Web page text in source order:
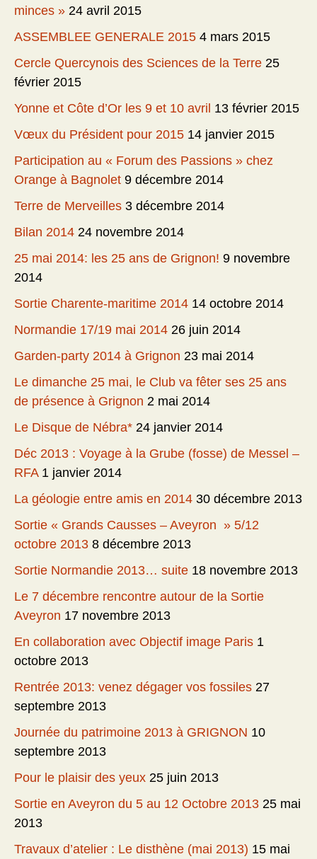
minces » 24 avril 2015
ASSEMBLEE GENERALE 2015 4 mars 2015
Cercle Quercynois des Sciences de la Terre 25
février 2015
Yonne et Côte d’Or les 9 et 10 avril 13 février 2015
Vœux du Président pour 2015 14 janvier 2015
Participation au « Forum des Passions » chez
Orange à Bagnolet 9 décembre 2014
Terre de Merveilles 3 décembre 2014
Bilan 2014 24 novembre 2014
25 mai 2014: les 25 ans de Grignon! 9 novembre
2014
Sortie Charente-maritime 2014 14 octobre 2014
Normandie 17/19 mai 2014 26 juin 2014
Garden-party 2014 à Grignon 23 mai 2014
Le dimanche 25 mai, le Club va fêter ses 25 ans
de présence à Grignon 2 mai 2014
Le Disque de Nébra* 24 janvier 2014
Déc 2013 : Voyage à la Grube (fosse) de Messel –
RFA 1 janvier 2014
La géologie entre amis en 2014 30 décembre 2013
Sortie « Grands Causses – Aveyron » 5/12
octobre 2013 8 décembre 2013
Sortie Normandie 2013… suite 18 novembre 2013
Le 7 décembre rencontre autour de la Sortie
Aveyron 17 novembre 2013
En collaboration avec Objectif image Paris 1
octobre 2013
Rentrée 2013: venez dégager vos fossiles 27
septembre 2013
Journée du patrimoine 2013 à GRIGNON 10
septembre 2013
Pour le plaisir des yeux 25 juin 2013
Sortie en Aveyron du 5 au 12 Octobre 2013 25 mai
2013
Travaux d’atelier : Le disthène (mai 2013) 15 mai